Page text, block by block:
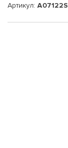
Артикул: A07122S